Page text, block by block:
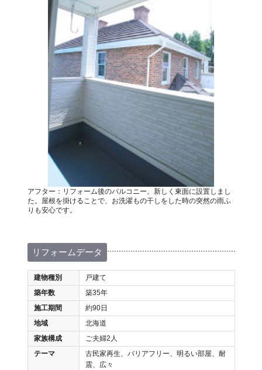
アフター：リフォーム後のバルコニー。新しく東面に設置しまし
た。屋根を掛けることで、お洗濯もの干しをした時の突然の雨ふ
りも安心です。
リフォームデータ
建物種別
戸建て
築年数
築35年
施工期間
約90日
地域
北海道
家族構成
ご夫婦2人
テーマ
古民家再生、バリアフリー、明るい部屋、耐
震、広々